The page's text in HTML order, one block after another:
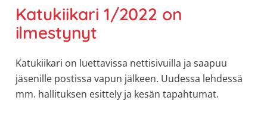
koskettaa
astma,
keuhkoahtaumatauti,uniapnea,
keuhkosairaudet,
huono
sisäilma
Katukiikari 1/2022 on
ilmestynyt
Katukiikari on luettavissa nettisivuilla ja saapuu
jäsenille postissa vapun jälkeen. Uudessa lehdessä
mm. hallituksen esittely ja kesän tapahtumat.